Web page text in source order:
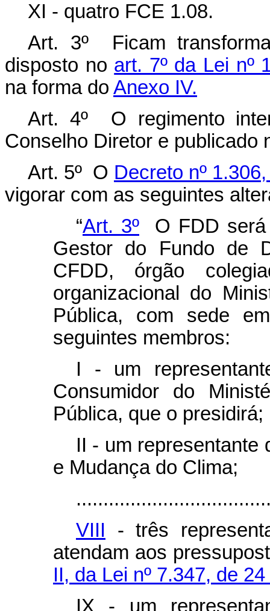
XI - quatro FCE 1.08.
Art. 3º Ficam
disposto no art. 7º da Lei nº
na forma do Anexo IV.
Art. 4º O regimento
Conselho Diretor e publicado
Art. 5º O Decreto nº
vigorar com as seguintes
“Art. 3º O FDD será
Gestor do Fundo de
CFDD, órgão
organizacional do
Pública, com sede
seguintes membros:
I - um
Consumidor do
Pública, que o presidirá;
II - um representante
e Mudança do Clima;
VIII - três
atendam aos
II, da Lei nº 7.347, de
IX - um